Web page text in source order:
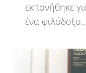
εκπονήθηκε
ένα